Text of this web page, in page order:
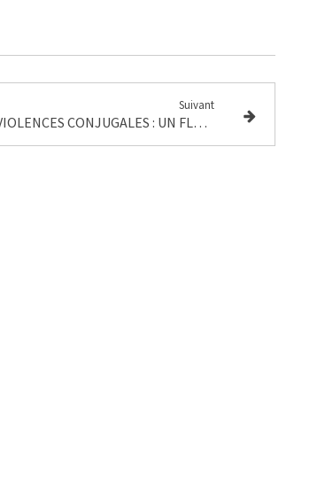
Suivant
LES VIOLENCES CONJUGALES : UN FLEAU DE NOTRE SOCIETE